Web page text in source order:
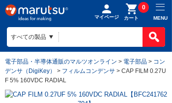
マイページ カート
0
MENU
電子部品・半導体通販のマルツオンライン > 電子部品 > コン
デンサ（DigiKey）
> フィルムコンデンサ > CAP FILM 0.27U
F 5% 160VDC RADIAL